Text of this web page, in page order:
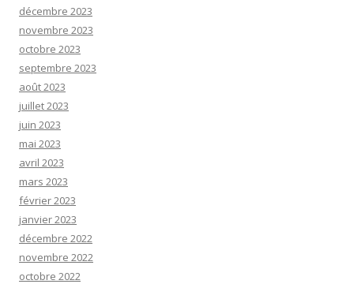
décembre 2023
novembre 2023
octobre 2023
septembre 2023
août 2023
juillet 2023
juin 2023
mai 2023
avril 2023
mars 2023
février 2023
janvier 2023
décembre 2022
novembre 2022
octobre 2022